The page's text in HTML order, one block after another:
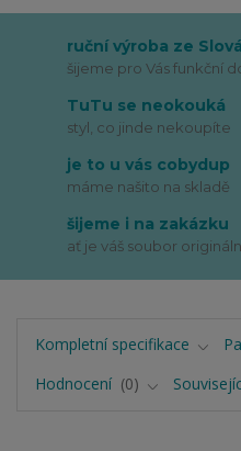
ruční výroba ze
šijeme pro Vás funkční
TuTu se neokouká
styl, co jinde nekoupíte
je to u vás cobydup
máme našito na skladě
šijeme i na zakázku
ať je váš soubor
Kompletní specifikace
Hodnocení
0